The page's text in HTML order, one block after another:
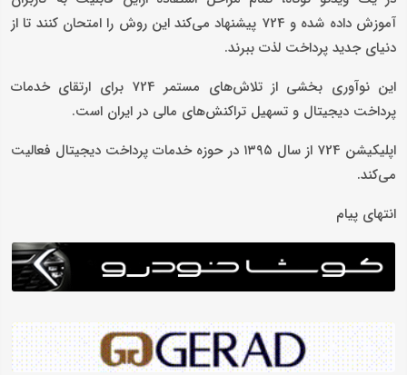
آموزش داده شده و 724 پیشنهاد می‌کند این روش را امتحان کنند تا از
دنیای جدید پرداخت لذت ببرند.
این نوآوری بخشی از تلاش‌های مستمر 724 برای ارتقای خدمات
پرداخت دیجیتال و تسهیل تراکنش‌های مالی در ایران است.
اپلیکیشن 724 از سال ۱۳۹۵ در حوزه خدمات پرداخت دیجیتال فعالیت
می‌کند.
انتهای پیام